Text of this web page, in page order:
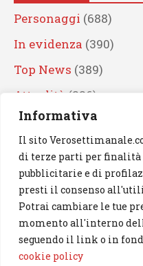
Informativa
Il sito
di terze parti per finalità
pubblicitarie e di
presti il consenso
Potrai cambiare le tue
momento all'interno
seguendo il link o in
cookie policy
Personaggi (688)
In evidenza (390)
Top News (389)
Attualità (336)
Eventi(330)
Artisti (241)
News(238)
Cerca
© 2023 Verosettimanale.com.